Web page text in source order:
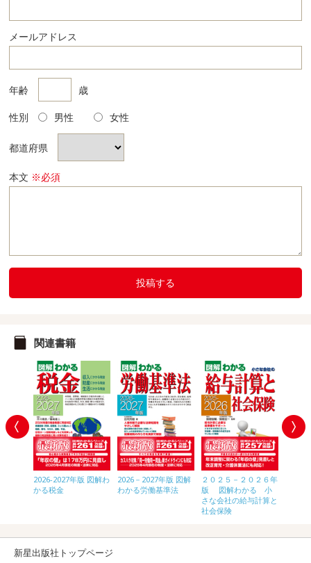
メールアドレス
年齢 歳
性別 男性 女性
都道府県
本文 ※必須
投稿する
関連書籍
2026-2027年版 図解わ
かる税金
2026－2027年版 図解
わかる労働基準法
２０２５－２０２６年
版 図解わかる 小
さな会社の給与計算と
社会保険
新星出版社トップページ